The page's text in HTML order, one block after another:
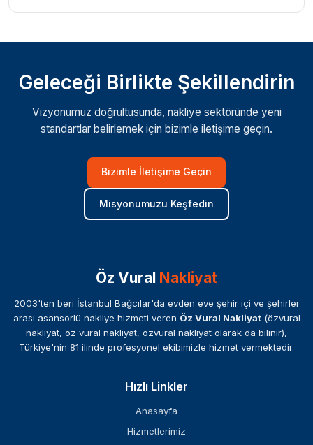
Geleceği Birlikte Şekillendirin
Vizyonumuz doğrultusunda, nakliye sektöründe yeni
standartlar belirlemek için bizimle iletişime geçin.
Bizimle İletişime Geçin
Misyonumuzu Keşfedin
Öz Vural Nakliyat
2003'ten beri İstanbul Bağcılar'da evden eve şehir içi ve şehirler
arası asansörlü nakliye hizmeti veren Öz Vural Nakliyat(özvural
nakliyat, oz vural nakliyat, ozvural nakliyat olarak da bilinir),
Türkiye'nin 81 ilinde profesyonel ekibimizle hizmet vermektedir.
Hızlı Linkler
Anasayfa
Hizmetlerimiz